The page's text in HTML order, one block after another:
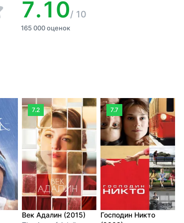
7.10/ 10
165 000 оценок
7.2
Век Адалин (2015)
7.7
Господин Никто